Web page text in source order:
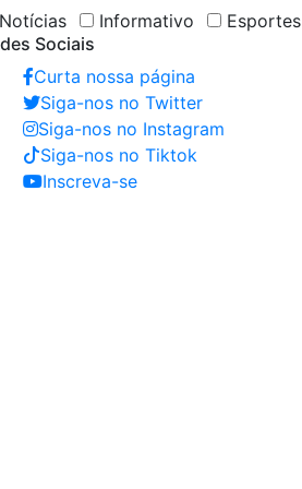
Notícias Informativo
Esportes
Sociais
Curta nossa página
Siga-nos no Twitter
Siga-nos no Instagram
Siga-nos no Tiktok
Inscreva-se